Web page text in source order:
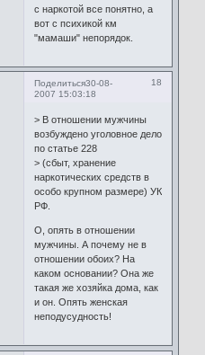
с наркотой все понятно, а
вот с психикой км
"мамаши" непорядок.
Поделиться 18
30-08-
2007 15:03:18
> В отношении мужчины
возбуждено уголовное дело
по статье 228
> (сбыт, хранение
наркотических средств в
особо крупном размере) УК
РФ.
О, опять в отношении
мужчины. А почему не в
отношении обоих? На
каком основании? Она же
такая же хозяйка дома, как
и он. Опять женская
неподусудность!